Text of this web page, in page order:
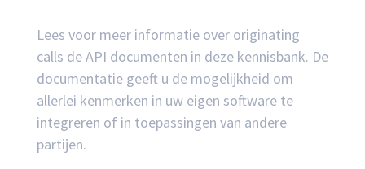
Lees voor meer informatie over originating
calls de API documenten in deze kennisbank. De
documentatie geeft u de mogelijkheid om
allerlei kenmerken in uw eigen software te
integreren of in toepassingen van andere
partijen.